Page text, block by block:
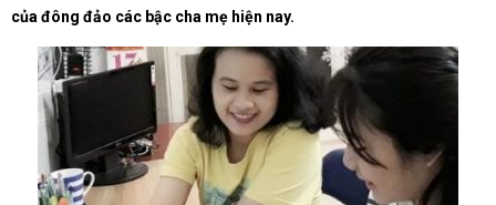
của đông đảo các bậc cha mẹ hiện nay.